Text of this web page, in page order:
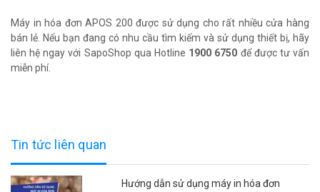
Máy in hóa đơn APOS 200 được sử dụng cho rất nhiều cửa hàng
bán lẻ. Nếu bạn đang có nhu cầu tìm kiếm và sử dụng thiết bị, hãy
liên hệ ngay với SapoShop qua Hotline 1900 6750 để được tư vấn
miễn phí.
Tin tức liên quan
Hướng dẫn sử dụng máy in hóa đơn